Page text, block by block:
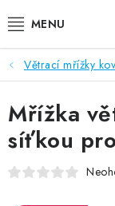
VENTILÁTORY
REKUPERACE
Větrací mřížky
Mřížka
síťkou